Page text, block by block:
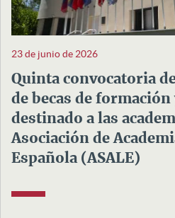
23 de junio de 2026
Quinta convocatoria
de becas de
destinado a las
Asociación de
Española (ASALE)